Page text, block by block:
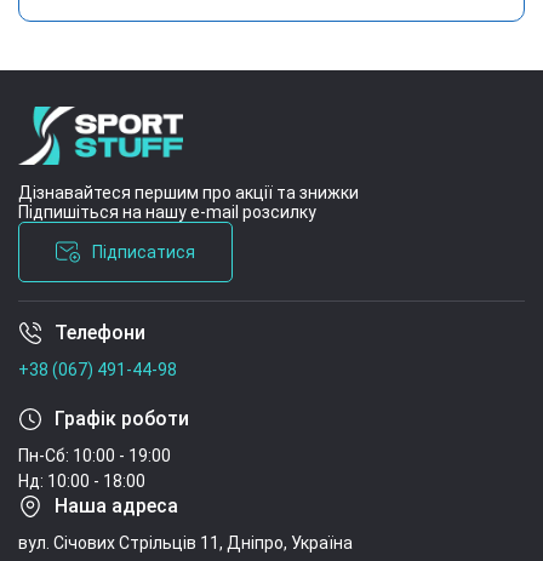
Дізнавайтеся першим про акції та знижки
Підпишіться на нашу e-mail розсилку
Підписатися
Умови угоди
Телефони
+38 (067) 491-44-98
Графік роботи
Пн-Сб: 10:00 - 19:00
Нд: 10:00 - 18:00
Наша адреса
вул. Січових Стрільців 11, Дніпро, Україна